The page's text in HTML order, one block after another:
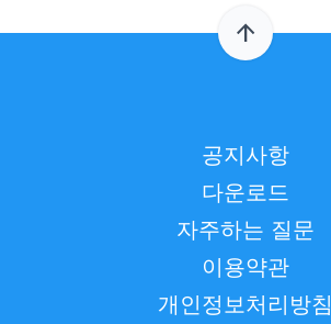
공지사항
다운로드
자주하는 질문
이용약관
개인정보처리방침
arrow_upward